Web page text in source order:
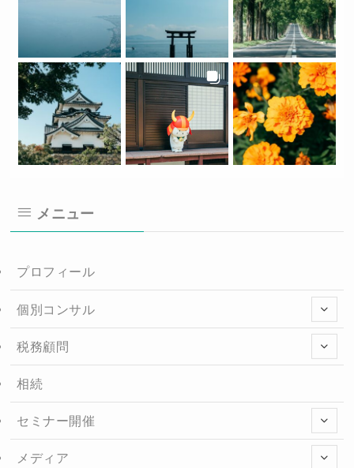
メニュー
プロフィール
個別コンサル
税務顧問
相続
セミナー開催
メディア